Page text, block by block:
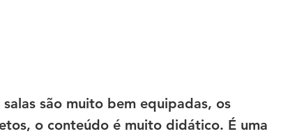
são muito bem equipadas, os
o conteúdo é muito didático. É uma